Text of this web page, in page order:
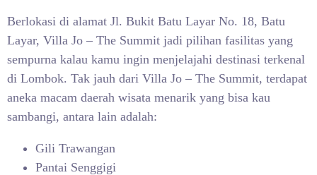
Berlokasi di alamat Jl. Bukit Batu Layar No. 18, Batu
Layar, Villa Jo – The Summit jadi pilihan fasilitas yang
sempurna kalau kamu ingin menjelajahi destinasi terkenal
di Lombok. Tak jauh dari Villa Jo – The Summit, terdapat
aneka macam daerah wisata menarik yang bisa kau
sambangi, antara lain adalah:
Gili Trawangan
Pantai Senggigi